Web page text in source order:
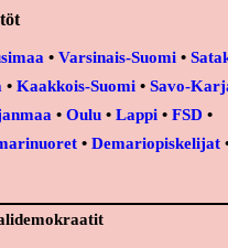
• Varsinais-Suomi •
• Kaakkois-Suomi • Savo-
• Oulu • Lappi • FSD •
• Demariopiskelijat